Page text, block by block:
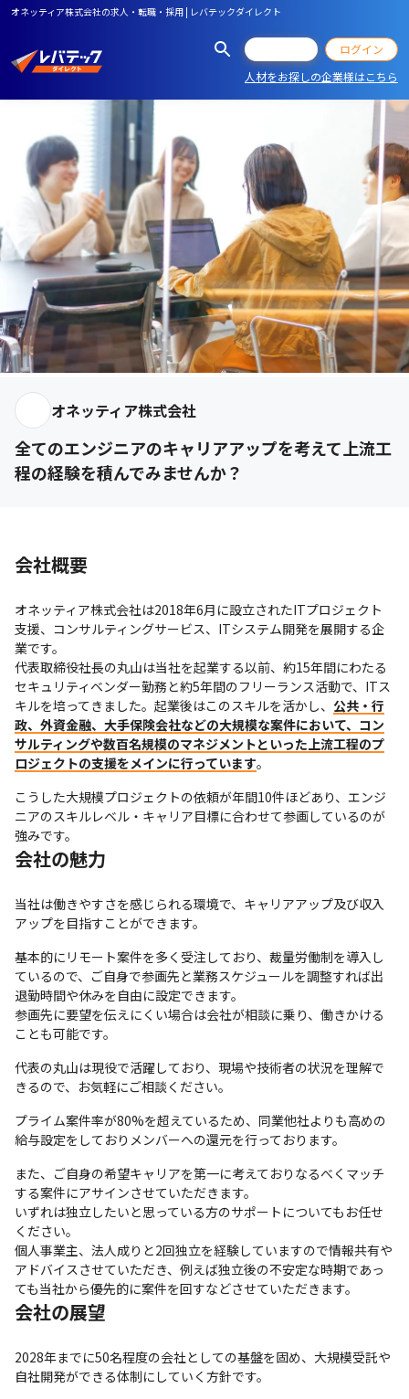
オネッティア株式会社の求人・転職・採用 | レバテックダイレクト
ログイン
人材をお探しの企業様はこちら
オネッティア株式会社
全てのエンジニアのキャリアアップを考えて上流工
程の経験を積んでみませんか？
会社概要
オネッティア株式会社は2018年6月に設立されたITプロジェクト
支援、コンサルティングサービス、ITシステム開発を展開する企
業です。
代表取締役社長の丸山は当社を起業する以前、約15年間にわたる
セキュリティベンダー勤務と約5年間のフリーランス活動で、ITス
キルを培ってきました。起業後はこのスキルを活かし、 公共・行
政、外資金融、大手保険会社などの大規模な案件において、コン
サルティングや数百名規模のマネジメントといった上流工程のプ
ロジェクトの支援をメインに行っています。
こうした大規模プロジェクトの依頼が年間10件ほどあり、エンジ
ニアのスキルレベル・キャリア目標に合わせて参画しているのが
強みです。
会社の魅力
当社は働きやすさを感じられる環境で、キャリアアップ及び収入
アップを目指すことができます。
基本的にリモート案件を多く受注しており、裁量労働制を導入し
ているので、ご自身で参画先と業務スケジュールを調整すれば出
退勤時間や休みを自由に設定できます。
参画先に要望を伝えにくい場合は会社が相談に乗り、働きかける
ことも可能です。
代表の丸山は現役で活躍しており、現場や技術者の状況を理解で
きるので、お気軽にご相談ください。
プライム案件率が80%を超えているため、同業他社よりも高めの
給与設定をしておりメンバーへの還元を行っております。
また、ご自身の希望キャリアを第一に考えておりなるべくマッチ
する案件にアサインさせていただきます。
いずれは独立したいと思っている方のサポートについてもお任せ
ください。
個人事業主、法人成りと2回独立を経験していますので情報共有や
アドバイスさせていただき、例えば独立後の不安定な時期であっ
ても当社から優先的に案件を回すなどさせていただきます。
会社の展望
2028年までに50名程度の会社としての基盤を固め、大規模受託や
自社開発ができる体制にしていく方針です。